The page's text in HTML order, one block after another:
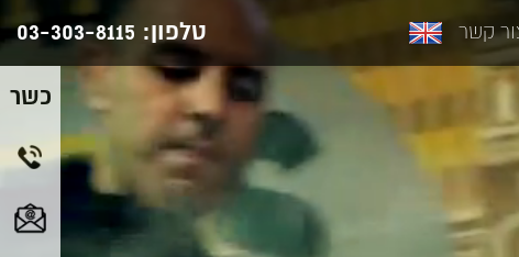
כשר
טלפון: 03-303-8115 קשר